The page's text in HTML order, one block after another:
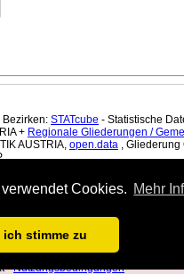
Cookies. Mehr
ich stimme zu
Bezirken: STATcube - Statistische
+ Regionale Gliederungen /
AUSTRIA, open.data , Gliederung
Berechnet mit linearer
derGemeinden
,
1.1.2017
•Nutzungsbedingungen